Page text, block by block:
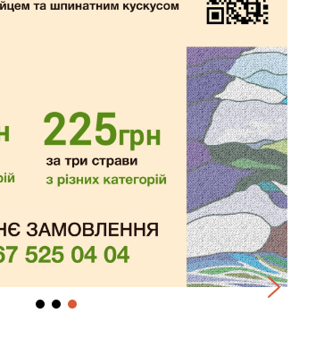
соте з
помідор чері, оливки, бульйон курячий,